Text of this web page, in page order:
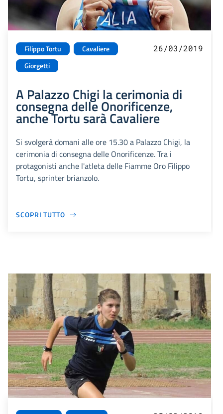
Filippo Tortu
Cavaliere
Giorgetti
26/03/2019
A Palazzo Chigi la cerimonia di
consegna delle Onorificenze,
anche Tortu sarà Cavaliere
Si svolgerà domani alle ore 15.30 a Palazzo Chigi, la
cerimonia di consegna delle Onorificenze. Tra i
protagonisti anche l'atleta delle Fiamme Oro Filippo
Tortu, sprinter brianzolo.
SCOPRI TUTTO